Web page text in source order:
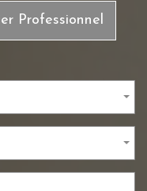
Professionnel